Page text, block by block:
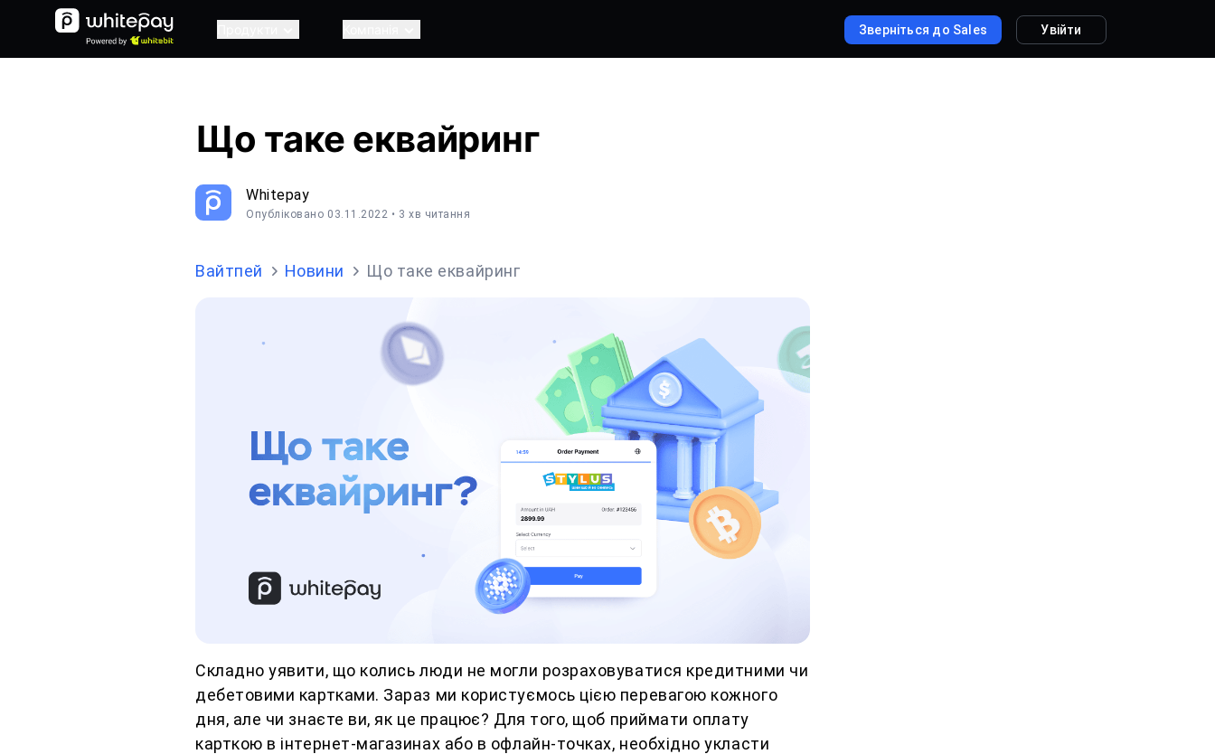
Зверніться до Sales Увійти
Що таке еквайринг
Whitepay
Опубліковано 03.11.2022 • 3 хв читання
Вайтпей Новини Що таке еквайринг
Складно уявити, що колись люди не могли розраховуватися кредитними чи
дебетовими картками. Зараз ми користуємось цією перевагою кожного
дня, але чи знаєте ви, як це працює? Для того, щоб приймати оплату
карткою в інтернет-магазинах або в офлайн-точках, необхідно укласти